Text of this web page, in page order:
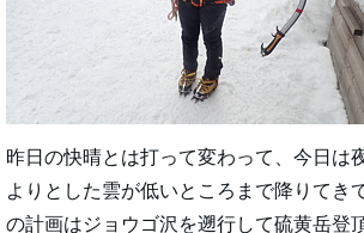
昨日の快晴とは打って変わって、今日は
よりとした雲が低いところまで降りてき
の計画はジョウゴ沢を遡行して硫黄岳登